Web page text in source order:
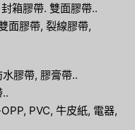
箱膠帶. 雙面膠帶..
面膠帶, 裂線膠帶,
水膠帶, 膠膏帶..
PVC, 牛皮紙, 電器,